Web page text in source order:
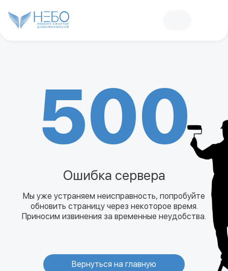
РЕМОНТ КВАРТИР
ДОМОВИОФИСОВ
500
Ошибка сервера
Мы уже устраняем неисправность, попробуйте
обновить страницу через некоторое время.
Приносим извинения за временные неудобства.
Вернуться на главную